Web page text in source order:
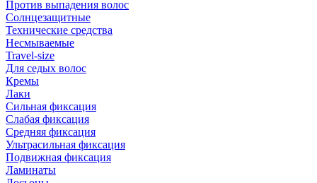
Против выпадения волос
Солнцезащитные
Технические средства
Несмываемые
Travel-size
Для седых волос
Кремы
Лаки
Сильная фиксация
Слабая фиксация
Средняя фиксация
Ультрасильная фиксация
Подвижная фиксация
Ламинаты